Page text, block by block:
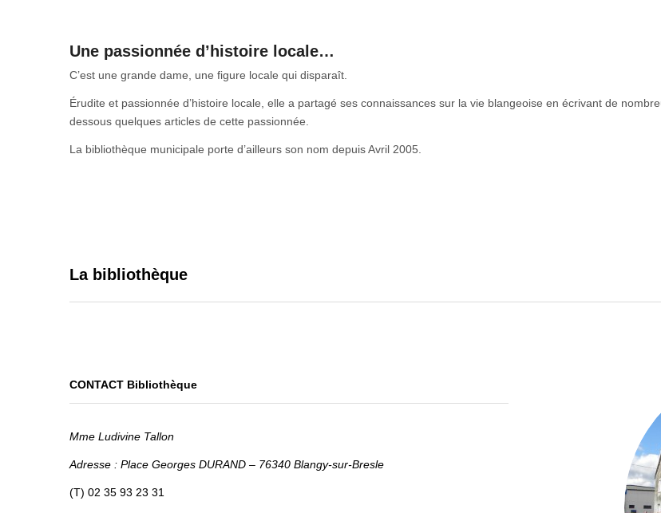
Une passionnée d’histoire locale…
C’est une grande dame, une figure locale qui disparaît.
Érudite et passionnée d’histoire locale, elle a partagé ses connaissances sur la vie blangeoise en écrivant de
dessous quelques articles de cette passionnée.
La bibliothèque municipale porte d’ailleurs son nom depuis Avril 2005.
La bibliothèque
CONTACT Bibliothèque
Mme Ludivine Tallon
Adresse : Place Georges DURAND – 76340 Blangy-sur-Bresle
(T) 02 35 93 23 31